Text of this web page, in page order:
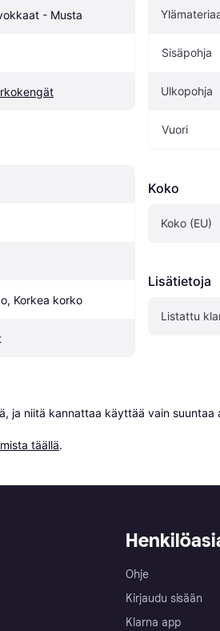
- Musta
Korkea korko
Sisäpohja
Ulkopohja
Vuori
Koko
Koko (EU)
Lisätietoja
Listattu
ja niitä kannattaa käyttää vain suuntaa
täällä.
Ohje
Kirjaudu sisään
Klarna app